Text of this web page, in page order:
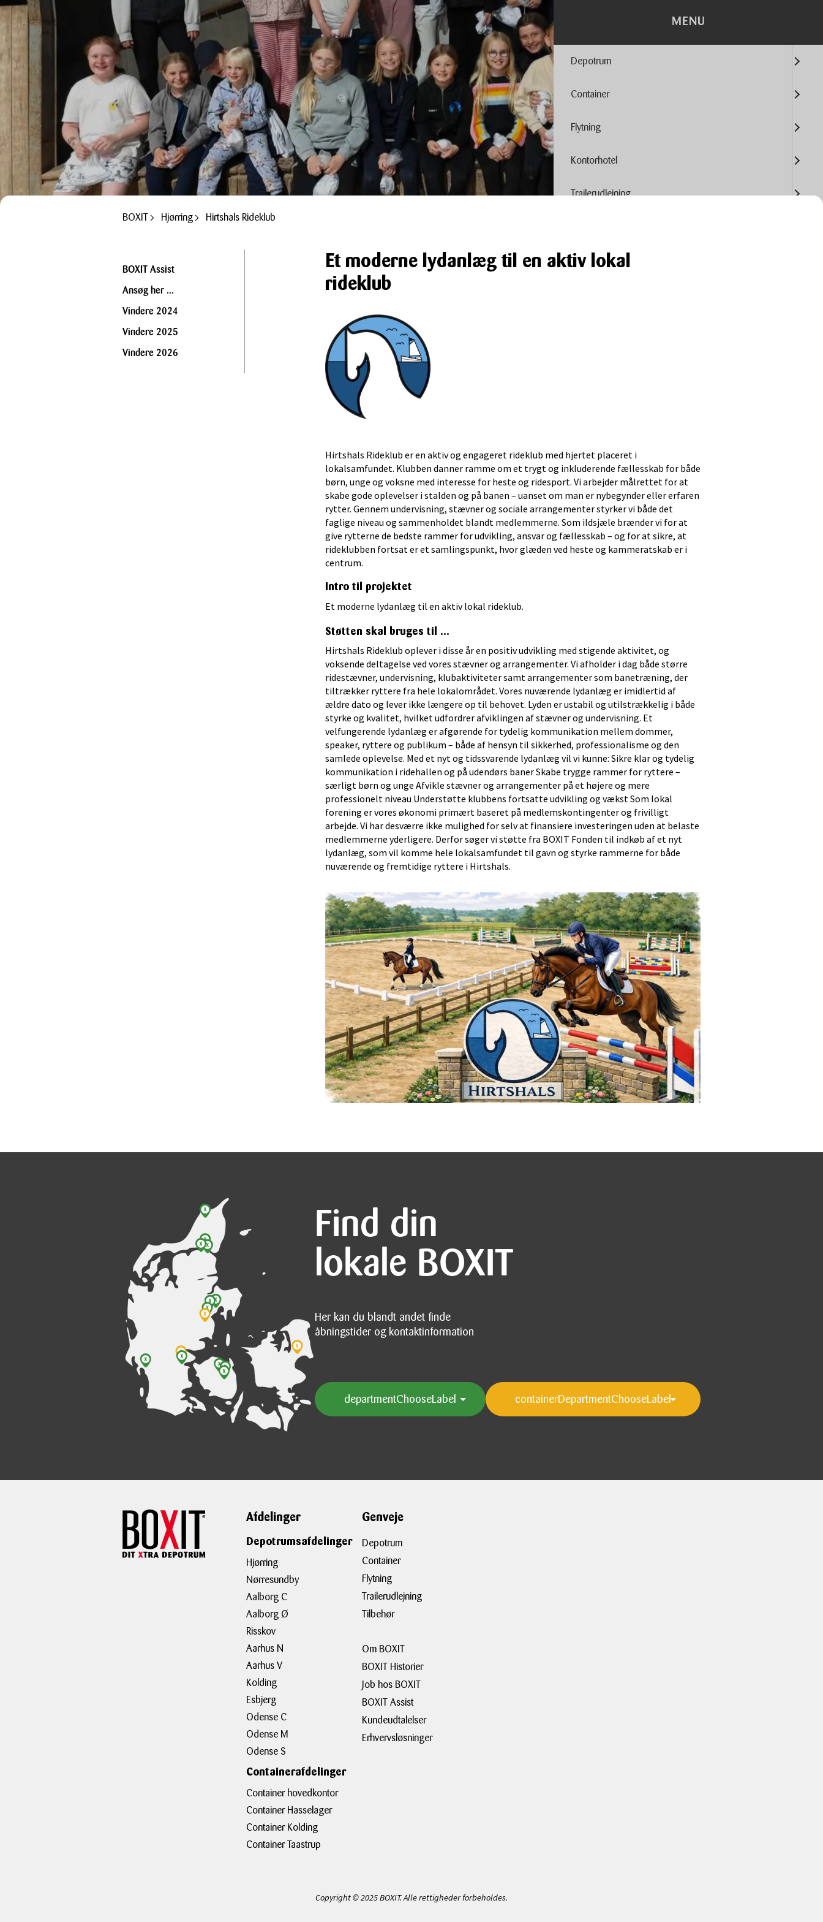
BOXIT Hjørring Hirtshals Rideklub
BOXIT Assist
Ansøg her ...
Vindere 2024
Vindere 2025
Vindere 2026
Et moderne lydanlæg til en aktiv lokal
rideklub
Hirtshals Rideklub er en aktiv og engageret rideklub med hjertet placeret i
lokalsamfundet. Klubben danner ramme om et trygt og inkluderende fællesskab for både
børn, unge og voksne med interesse for heste og ridesport. Vi arbejder målrettet for at
skabe gode oplevelser i stalden og på banen – uanset om man er nybegynder eller erfaren
rytter. Gennem undervisning, stævner og sociale arrangementer styrker vi både det
faglige niveau og sammenholdet blandt medlemmerne. Som ildsjæle brænder vi for at
give rytterne de bedste rammer for udvikling, ansvar og fællesskab – og for at sikre, at
rideklubben fortsat er et samlingspunkt, hvor glæden ved heste og kammeratskab er i
centrum.
Intro til projektet
Et moderne lydanlæg til en aktiv lokal rideklub.
Støtten skal bruges til ...
Hirtshals Rideklub oplever i disse år en positiv udvikling med stigende aktivitet, og
voksende deltagelse ved vores stævner og arrangementer. Vi afholder i dag både større
ridestævner, undervisning, klubaktiviteter samt arrangementer som banetræning, der
tiltrækker ryttere fra hele lokalområdet. Vores nuværende lydanlæg er imidlertid af
ældre dato og lever ikke længere op til behovet. Lyden er ustabil og utilstrækkelig i både
styrke og kvalitet, hvilket udfordrer afviklingen af stævner og undervisning. Et
velfungerende lydanlæg er afgørende for tydelig kommunikation mellem dommer,
speaker, ryttere og publikum – både af hensyn til sikkerhed, professionalisme og den
samlede oplevelse. Med et nyt og tidssvarende lydanlæg vil vi kunne: Sikre klar og tydelig
kommunikation i ridehallen og på udendørs baner Skabe trygge rammer for ryttere –
særligt børn og unge Afvikle stævner og arrangementer på et højere og mere
professionelt niveau Understøtte klubbens fortsatte udvikling og vækst Som lokal
forening er vores økonomi primært baseret på medlemskontingenter og frivilligt
arbejde. Vi har desværre ikke mulighed for selv at finansiere investeringen uden at belaste
medlemmerne yderligere. Derfor søger vi støtte fra BOXIT Fonden til indkøb af et nyt
lydanlæg, som vil komme hele lokalsamfundet til gavn og styrke rammerne for både
nuværende og fremtidige ryttere i Hirtshals.
Find din
lokale BOXIT
Her kan du blandt andet finde
åbningstider og kontaktinformation
Afdelinger
Depotrumsafdelinger
Hjørring
Nørresundby
Aalborg C
Aalborg Ø
Risskov
Aarhus N
Aarhus V
Kolding
Esbjerg
Odense C
Odense M
Odense S
Containerafdelinger
Container hovedkontor
Container Hasselager
Container Kolding
Container Taastrup
Genveje
Depotrum
Container
Flytning
Trailerudlejning
Tilbehør
Om BOXIT
BOXIT Historier
Job hos BOXIT
BOXIT Assist
Kundeudtalelser
Erhvervsløsninger
Copyright © 2025 BOXIT. Alle rettigheder forbeholdes.
MENU
Depotrum
Container
Flytning
Kontorhotel
Trailerudlejning